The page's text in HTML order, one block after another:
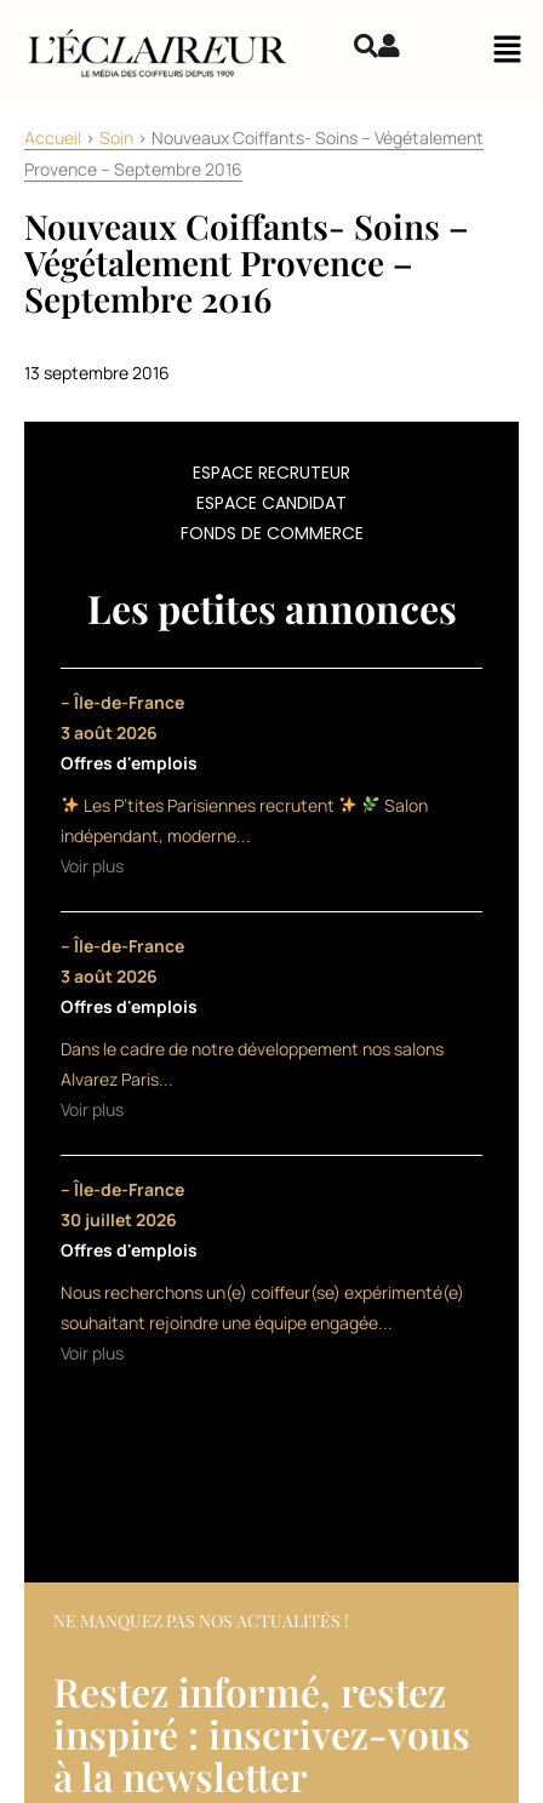
Accueil > Soin > Nouveaux Coiffants- Soins – Végétalement
Provence – Septembre 2016
Nouveaux Coiffants- Soins –
Végétalement Provence –
Septembre 2016
13 septembre 2016
accueille
nouvelles
références :
mouillé,
destiné
cheveux
plats,
Pommade,
texture
intermédiaire
entre
vient
discipliner
épaisses
et/ou
bouclées.
Présentés
dans
ESPACE RECRUTEUR
ESPACE CANDIDAT
FONDS DE COMMERCE
Les petites annonces
– Île-de-France
3 août 2026
Offres d'emplois
Les P’tites Parisiennes recrutent
Salon
indépendant, moderne...
Voir plus
– Île-de-France
3 août 2026
Offres d'emplois
Dans le cadre de notre développement nos salons
Alvarez Paris...
Voir plus
– Île-de-France
30 juillet 2026
Offres d'emplois
Nous recherchons un(e) coiffeur(se) expérimenté(e)
souhaitant rejoindre une équipe engagée...
Voir plus
NE MANQUEZ PAS NOS ACTUALITÉS !
Restez informé, restez
inspiré : inscrivez-vous
à la newsletter​